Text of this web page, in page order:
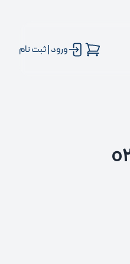
ورود | ثبت نام